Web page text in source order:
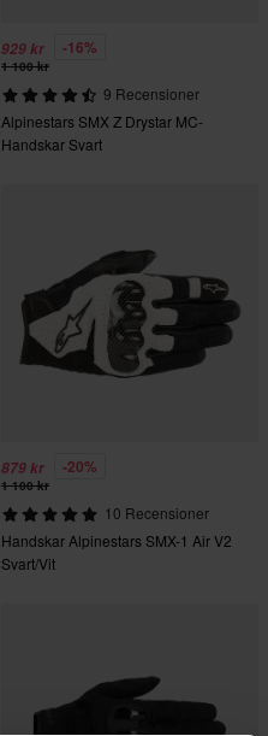
929 kr -16%
1 100 kr
9 Recensioner
Alpinestars SMX Z Drystar MC-
Handskar Svart
879 kr -20%
1 100 kr
10 Recensioner
Handskar Alpinestars SMX-1 Air V2
Svart/Vit